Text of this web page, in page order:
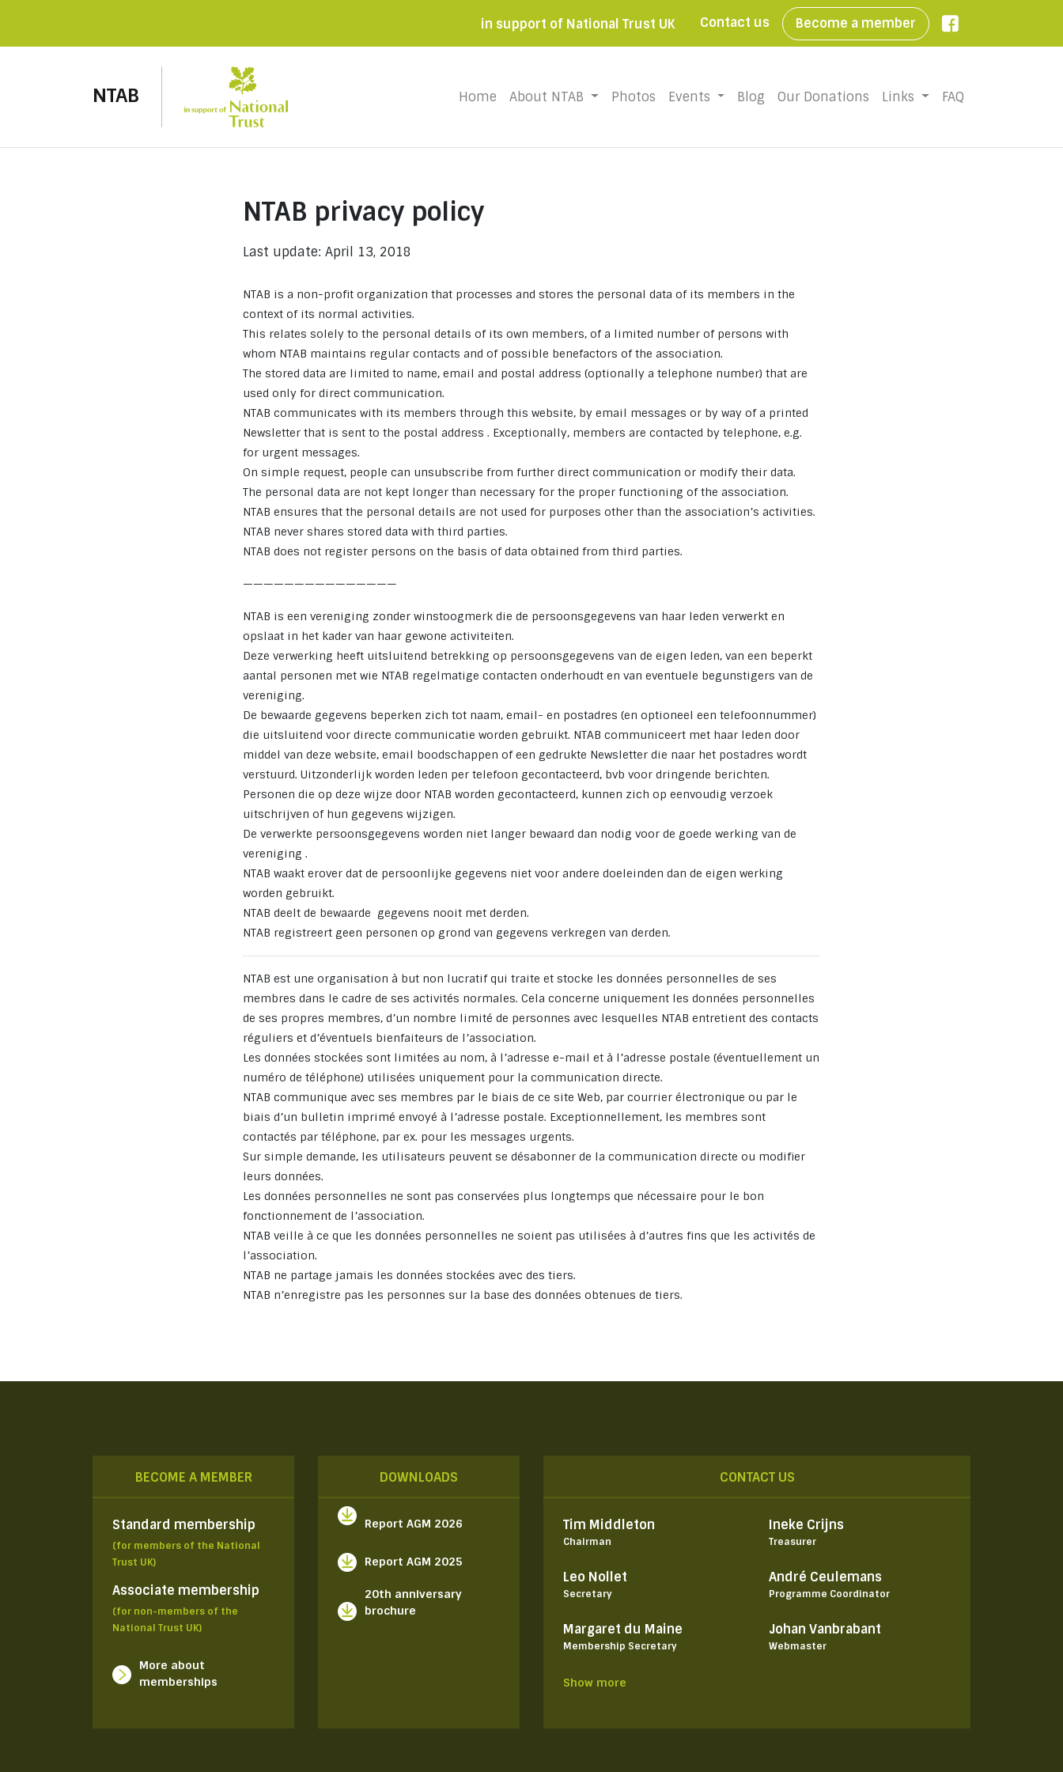
in support of National Trust UK Contact us Become a member 
NTAB Home (current)
About NTAB Photos Events Blog Our Donations Links FAQ
NTAB privacy policy
Last update: April 13, 2018
NTAB is a non-profit organization that processes and stores the personal data of its members in the
context of its normal activities.
This relates solely to the personal details of its own members, of a limited number of persons with
whom NTAB maintains regular contacts and of possible benefactors of the association.
The stored data are limited to name, email and postal address (optionally a telephone number) that are
used only for direct communication.
NTAB communicates with its members through this website, by email messages or by way of a printed
Newsletter that is sent to the postal address . Exceptionally, members are contacted by telephone, e.g.
for urgent messages.
On simple request, people can unsubscribe from further direct communication or modify their data.
The personal data are not kept longer than necessary for the proper functioning of the association.
NTAB ensures that the personal details are not used for purposes other than the association’s activities.
NTAB never shares stored data with third parties.
NTAB does not register persons on the basis of data obtained from third parties.
———————————————
NTAB is een vereniging zonder winstoogmerk die de persoonsgegevens van haar leden verwerkt en
opslaat in het kader van haar gewone activiteiten.
Deze verwerking heeft uitsluitend betrekking op persoonsgegevens van de eigen leden, van een beperkt
aantal personen met wie NTAB regelmatige contacten onderhoudt en van eventuele begunstigers van de
vereniging.
De bewaarde gegevens beperken zich tot naam, email- en postadres (en optioneel een telefoonnummer)
die uitsluitend voor directe communicatie worden gebruikt. NTAB communiceert met haar leden door
middel van deze website, email boodschappen of een gedrukte Newsletter die naar het postadres wordt
verstuurd. Uitzonderlijk worden leden per telefoon gecontacteerd, bvb voor dringende berichten.
Personen die op deze wijze door NTAB worden gecontacteerd, kunnen zich op eenvoudig verzoek
uitschrijven of hun gegevens wijzigen.
De verwerkte persoonsgegevens worden niet langer bewaard dan nodig voor de goede werking van de
vereniging .
NTAB waakt erover dat de persoonlijke gegevens niet voor andere doeleinden dan de eigen werking
worden gebruikt.
NTAB deelt de bewaarde gegevens nooit met derden.
NTAB registreert geen personen op grond van gegevens verkregen van derden.
NTAB est une organisation à but non lucratif qui traite et stocke les données personnelles de ses
membres dans le cadre de ses activités normales. Cela concerne uniquement les données personnelles
de ses propres membres, d’un nombre limité de personnes avec lesquelles NTAB entretient des contacts
réguliers et d’éventuels bienfaiteurs de l’association.
Les données stockées sont limitées au nom, à l’adresse e-mail et à l’adresse postale (éventuellement un
numéro de téléphone) utilisées uniquement pour la communication directe.
NTAB communique avec ses membres par le biais de ce site Web, par courrier électronique ou par le
biais d’un bulletin imprimé envoyé à l’adresse postale. Exceptionnellement, les membres sont
contactés par téléphone, par ex. pour les messages urgents.
Sur simple demande, les utilisateurs peuvent se désabonner de la communication directe ou modifier
leurs données.
Les données personnelles ne sont pas conservées plus longtemps que nécessaire pour le bon
fonctionnement de l’association.
NTAB veille à ce que les données personnelles ne soient pas utilisées à d’autres fins que les activités de
l’association.
NTAB ne partage jamais les données stockées avec des tiers.
NTAB n’enregistre pas les personnes sur la base des données obtenues de tiers.
BECOME A MEMBER
Standard membership
(for members of the National
Trust UK)
Associate membership
(for non-members of the
National Trust UK)
More about
memberships
DOWNLOADS
Report AGM 2026
Report AGM 2025
20th anniversary
brochure
CONTACT US
Tim Middleton
Chairman
Leo Nollet
Secretary
Margaret du Maine
Membership Secretary
Show more
Ineke Crijns
Treasurer
André Ceulemans
Programme Coordinator
Johan Vanbrabant
Webmaster